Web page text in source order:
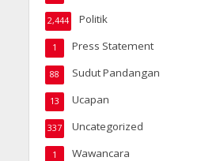
Politik
2,444
Press Statement
1
Sudut Pandangan
88
Ucapan
13
Uncategorized
337
Wawancara
1